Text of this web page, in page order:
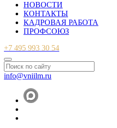
НОВОСТИ
КОНТАКТЫ
КАДРОВАЯ РАБОТА
ПРОФСОЮЗ
+7 495 993 30 54
info@vniilm.ru